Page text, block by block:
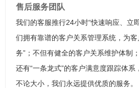
售后服务团队
我们的客服推行24小时“快速响应、立
们拥有靠谱的客户关系管理系统，为
务”；不但有健全的客户关系维护体制
还有“一条龙式”的客户满意度跟踪体系
不论大小，我们永远提供优质的服务。